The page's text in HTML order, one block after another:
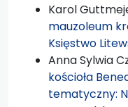
Karol
mauzoleum
Księstwo
Anna Sylwia
kościoła
tematyczny: